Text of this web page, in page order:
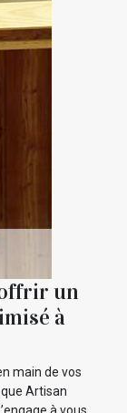
un
à
main de vos
Artisan